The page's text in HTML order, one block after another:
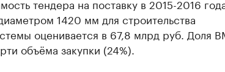
тендера на поставку в 2015-2016
1420 мм для строительства
оценивается в 67,8 млрд руб. Доля
объёма закупки (24%).